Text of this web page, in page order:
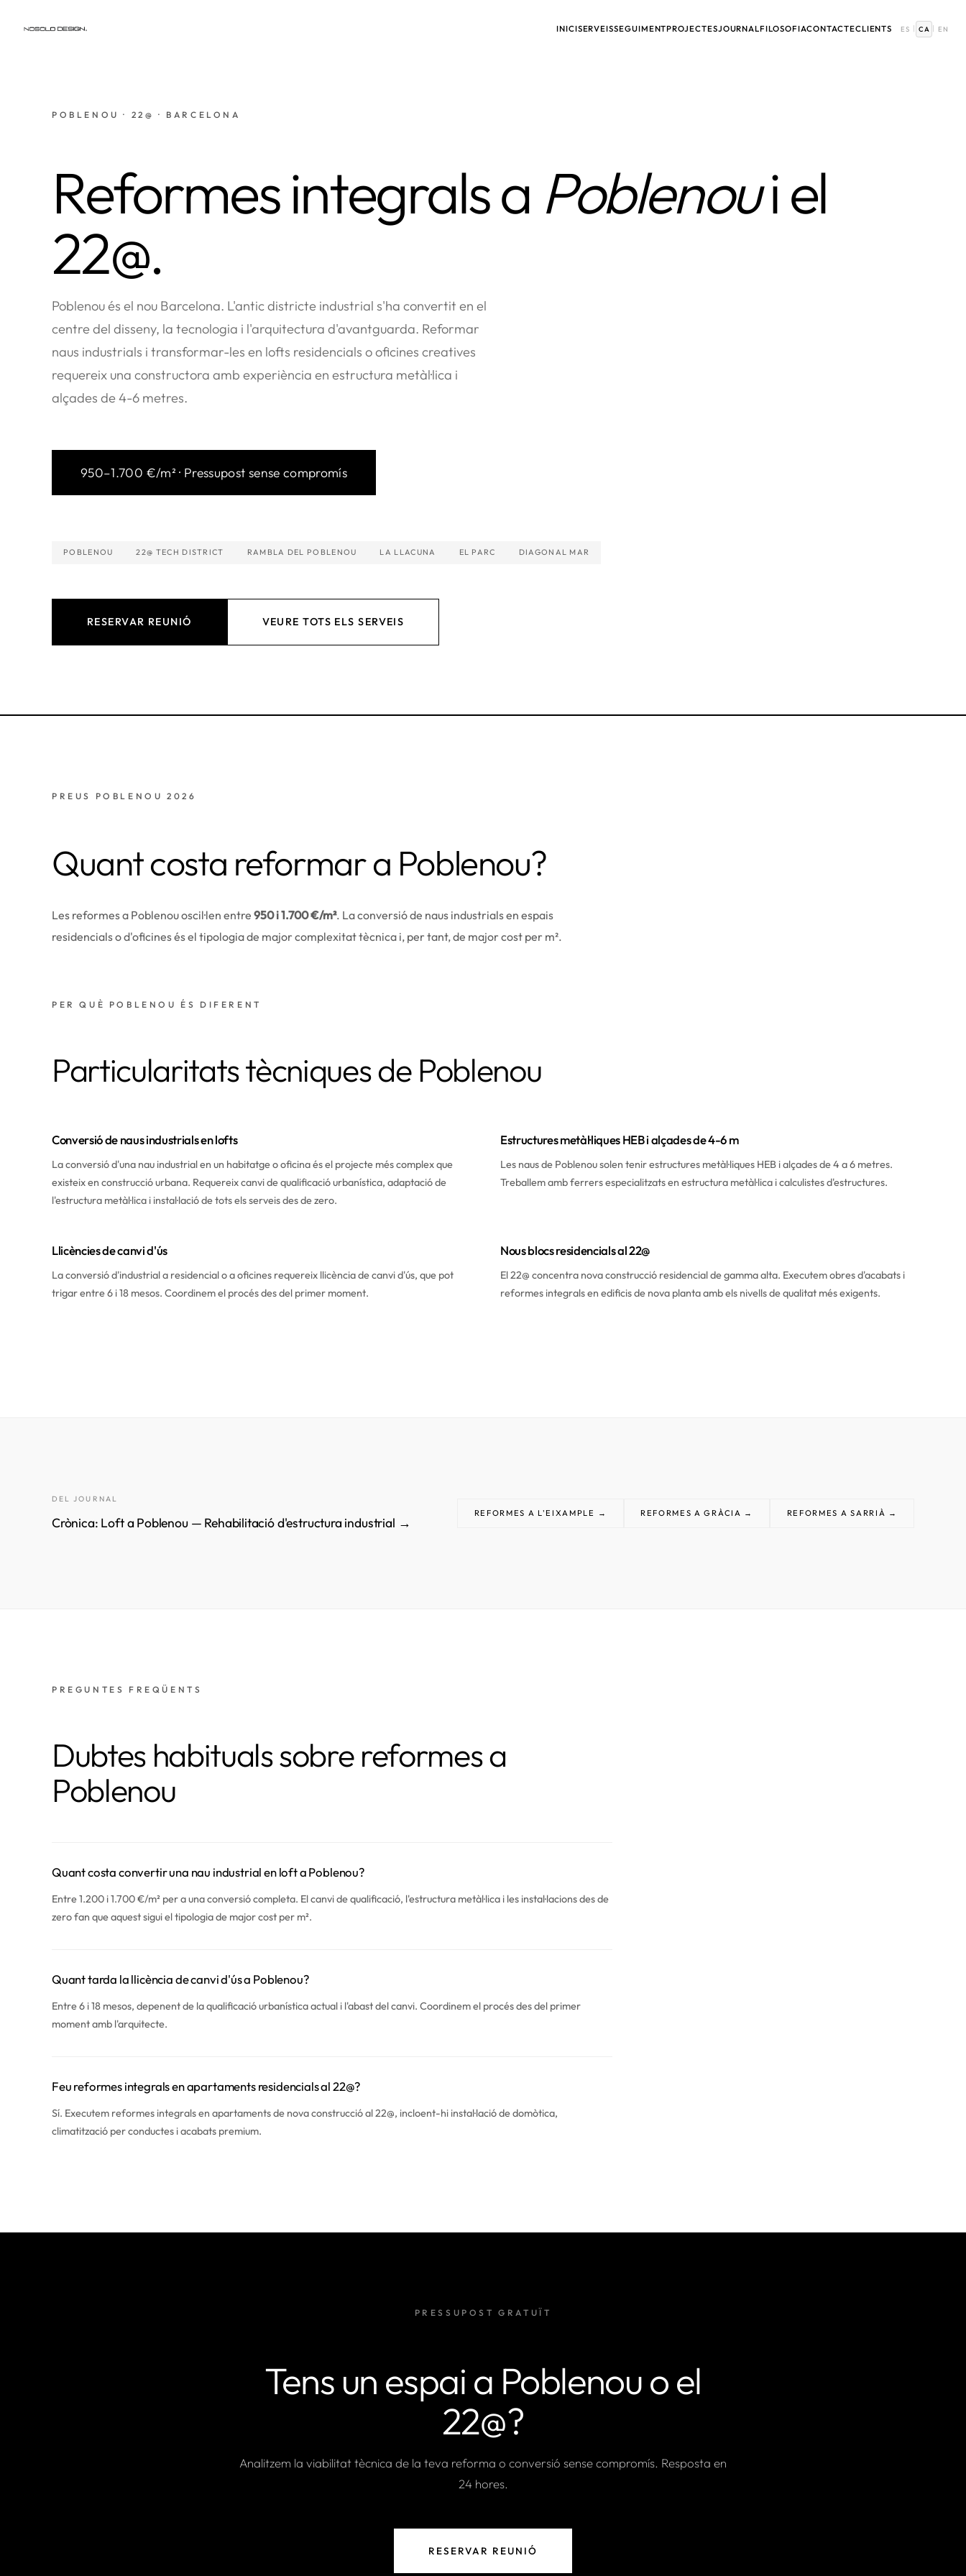
INICISERVEISSEGUIMENTPROJECTESJOURNALFILOSOFIACONTACTECLIENTS ES | CA | EN
POBLENOU · 22@ · BARCELONA
Reformes integrals a Poblenoui el
22@.
Poblenou és el nou Barcelona. L'antic districte industrial s'ha convertit en el
centre del disseny, la tecnologia i l'arquitectura d'avantguarda. Reformar
naus industrials i transformar-les en lofts residencials o oficines creatives
requereix una constructora amb experiència en estructura metàl·lica i
alçades de 4-6 metres.
950–1.700 €/m² · Pressupost sense compromís
POBLENOU 22@ TECH DISTRICT RAMBLA DEL POBLENOU LA LLACUNA EL PARC DIAGONAL MAR
RESERVAR REUNIÓ VEURE TOTS ELS SERVEIS
PREUS POBLENOU 2026
Quant costa reformar a Poblenou?
Les reformes a Poblenou oscil·len entre 950 i 1.700 €/m². La conversió de naus industrials en espais
residencials o d'oficines és el tipologia de major complexitat tècnica i, per tant, de major cost per m².
PER QUÈ POBLENOU ÉS DIFERENT
Particularitats tècniques de Poblenou
Conversió de naus industrials en lofts
La conversió d'una nau industrial en un habitatge o oficina és el projecte més complex que
existeix en construcció urbana. Requereix canvi de qualificació urbanística, adaptació de
l'estructura metàl·lica i instal·lació de tots els serveis des de zero.
Estructures metàl·liques HEB i alçades de 4-6 m
Les naus de Poblenou solen tenir estructures metàl·liques HEB i alçades de 4 a 6 metres.
Treballem amb ferrers especialitzats en estructura metàl·lica i calculistes d'estructures.
Llicències de canvi d'ús
La conversió d'industrial a residencial o a oficines requereix llicència de canvi d'ús, que pot
trigar entre 6 i 18 mesos. Coordinem el procés des del primer moment.
Nous blocs residencials al 22@
El 22@ concentra nova construcció residencial de gamma alta. Executem obres d'acabats i
reformes integrals en edificis de nova planta amb els nivells de qualitat més exigents.
DEL JOURNAL
Crònica: Loft a Poblenou — Rehabilitació d'estructura industrial →
REFORMES A L'EIXAMPLE → REFORMES A GRÀCIA → REFORMES A SARRIÀ →
PREGUNTES FREQÜENTS
Dubtes habituals sobre reformes a
Poblenou
Quant costa convertir una nau industrial en loft a Poblenou?
Entre 1.200 i 1.700 €/m² per a una conversió completa. El canvi de qualificació, l'estructura metàl·lica i les instal·lacions des de
zero fan que aquest sigui el tipologia de major cost per m².
Quant tarda la llicència de canvi d'ús a Poblenou?
Entre 6 i 18 mesos, depenent de la qualificació urbanística actual i l'abast del canvi. Coordinem el procés des del primer
moment amb l'arquitecte.
Feu reformes integrals en apartaments residencials al 22@?
Sí. Executem reformes integrals en apartaments de nova construcció al 22@, incloent-hi instal·lació de domòtica,
climatització per conductes i acabats premium.
PRESSUPOST GRATUÏT
Tens un espai a Poblenou o el
22@?
Analitzem la viabilitat tècnica de la teva reforma o conversió sense compromís. Resposta en
24 hores.
RESERVAR REUNIÓ